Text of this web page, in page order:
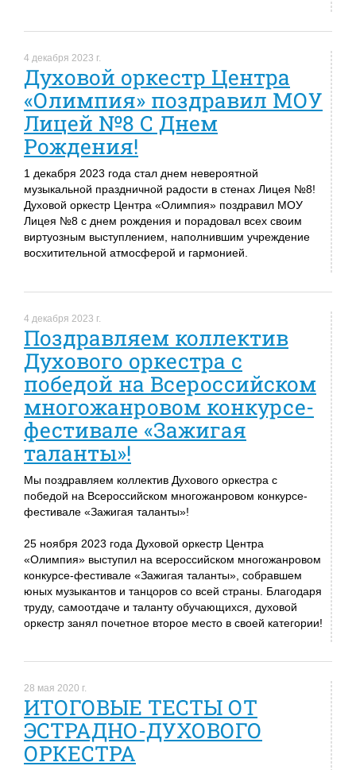
4 декабря 2023 г.
Духовой оркестр Центра
«Олимпия» поздравил МОУ
Лицей №8 С Днем
Рождения!
1 декабря 2023 года стал днем невероятной
музыкальной праздничной радости в стенах Лицея №8!
Духовой оркестр Центра «Олимпия» поздравил МОУ
Лицея №8 с днем рождения и порадовал всех своим
виртуозным выступлением, наполнившим учреждение
восхитительной атмосферой и гармонией.
4 декабря 2023 г.
Поздравляем коллектив
Духового оркестра с
победой на Всероссийском
многожанровом конкурсе-
фестивале «Зажигая
таланты»!
Мы поздравляем коллектив Духового оркестра с
победой на Всероссийском многожанровом конкурсе-
фестивале «Зажигая таланты»!
25 ноября 2023 года Духовой оркестр Центра
«Олимпия» выступил на всероссийском многожанровом
конкурсе-фестивале «Зажигая таланты», собравшем
юных музыкантов и танцоров со всей страны. Благодаря
труду, самоотдаче и таланту обучающихся, духовой
оркестр занял почетное второе место в своей категории!
28 мая 2020 г.
ИТОГОВЫЕ ТЕСТЫ ОТ
ЭСТРАДНО-ДУХОВОГО
ОРКЕСТРА